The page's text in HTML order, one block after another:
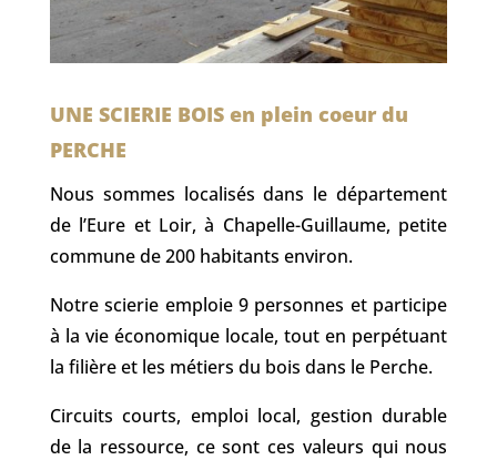
UNE SCIERIE BOIS en plein coeur du
PERCHE
Nous sommes localisés dans le département
de l’Eure et Loir, à Chapelle-Guillaume, petite
commune de 200 habitants environ.
Notre scierie emploie 9 personnes et participe
à la vie économique locale, tout en perpétuant
la filière et les métiers du bois dans le Perche.
Circuits courts, emploi local, gestion durable
de la ressource, ce sont ces valeurs qui nous